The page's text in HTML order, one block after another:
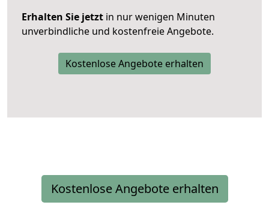
Erhalten Sie jetzt in nur wenigen Minuten
unverbindliche und kostenfreie Angebote.
Kostenlose Angebote erhalten
Kostenlose Angebote erhalten